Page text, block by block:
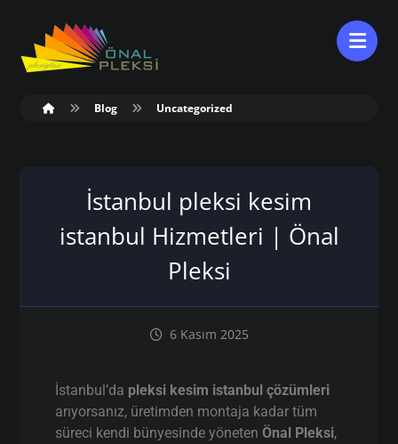
Blog Uncategorized
İstanbul pleksi kesim
istanbul Hizmetleri | Önal
Pleksi
6 Kasım 2025
İstanbul’da pleksi kesim istanbul çözümleri
arıyorsanız, üretimden montaja kadar tüm
süreci kendi bünyesinde yönetenÖnal Pleksi,